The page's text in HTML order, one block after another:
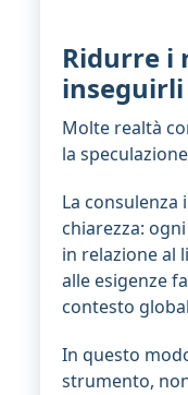
Ridurre i
inseguirli
Molte realtà
la
La
chiarezza:
in relazione al
alle esigenze
contesto
In questo
strumento,